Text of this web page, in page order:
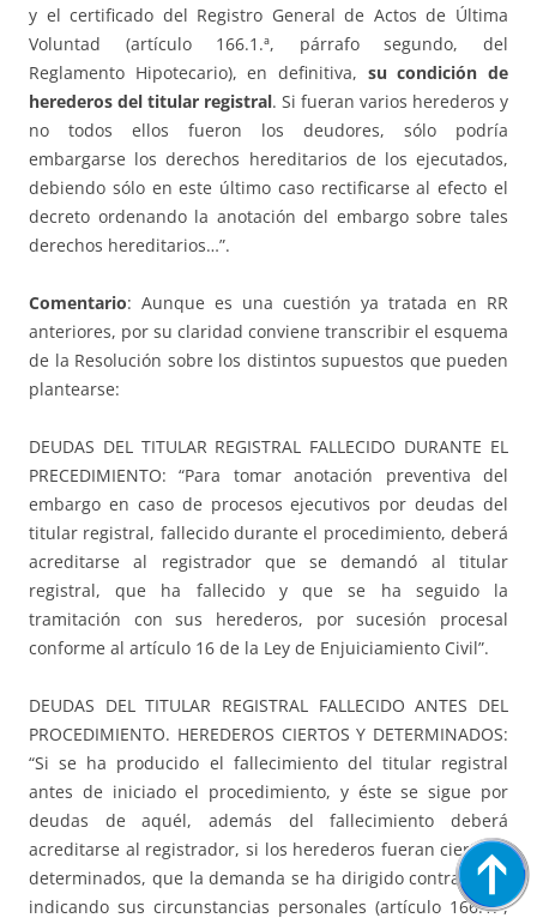
y el certificado del Registro General de Actos de Última
Voluntad (artículo 166.1.ª, párrafo segundo, del
Reglamento Hipotecario), en definitiva, su condición de
herederos del titular registral. Si fueran varios herederos y
no todos ellos fueron los deudores, sólo podría
embargarse los derechos hereditarios de los ejecutados,
debiendo sólo en este último caso rectificarse al efecto el
decreto ordenando la anotación del embargo sobre tales
derechos hereditarios…”.
Comentario: Aunque es una cuestión ya tratada en RR
anteriores, por su claridad conviene transcribir el esquema
de la Resolución sobre los distintos supuestos que pueden
plantearse:
DEUDAS DEL TITULAR REGISTRAL FALLECIDO DURANTE EL
PRECEDIMIENTO: “Para tomar anotación preventiva del
embargo en caso de procesos ejecutivos por deudas del
titular registral, fallecido durante el procedimiento, deberá
acreditarse al registrador que se demandó al titular
registral, que ha fallecido y que se ha seguido la
tramitación con sus herederos, por sucesión procesal
conforme al artículo 16 de la Ley de Enjuiciamiento Civil”.
DEUDAS DEL TITULAR REGISTRAL FALLECIDO ANTES DEL
PROCEDIMIENTO. HEREDEROS CIERTOS Y DETERMINADOS:
“Si se ha producido el fallecimiento del titular registral
antes de iniciado el procedimiento, y éste se sigue por
deudas de aquél, además del fallecimiento deberá
acreditarse al registrador, si los herederos fueran ciertos y
determinados, que la demanda se ha dirigido contra éstos
indicando sus circunstancias personales (artículo 166.1.ª,